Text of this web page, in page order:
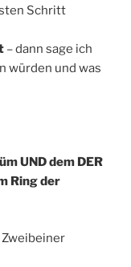
Schritt
– dann sage ich
würden und was
UND dem DER
Ring der